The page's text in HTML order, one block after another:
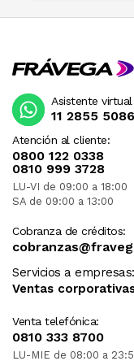
Atención al cliente:
0800 122 0338
0810 999 3728
LU-VI de 09:00 a 18:00
SA de 09:00 a 13:00
Cobranza de créditos:
Servicios a empresas:
Ventas
Venta telefónica:
0810 333 8700
LU-MIE de 08:00 a
Asistente virtual
11 2855 5086